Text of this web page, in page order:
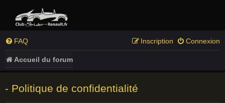
FAQ Connexion
Inscription
Accueil du forum
- Politique de confidentialité